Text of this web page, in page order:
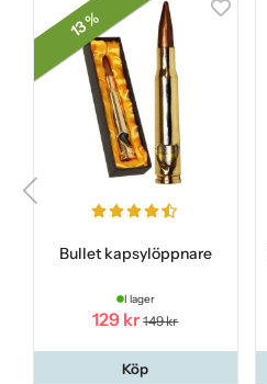
13 %
Bullet kapsylöppnare
I lager
129 kr 149 kr
Köp